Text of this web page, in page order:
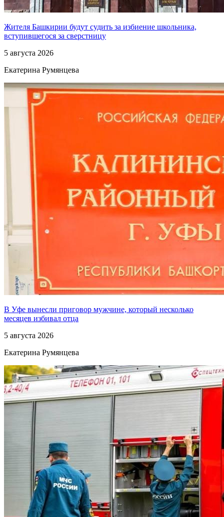
Жителя Башкирии будут судить за избиение школьника,
вступившегося за сверстницу
5 августа 2026
Екатерина Румянцева
В Уфе вынесли приговор мужчине, который несколько
месяцев избивал отца
5 августа 2026
Екатерина Румянцева